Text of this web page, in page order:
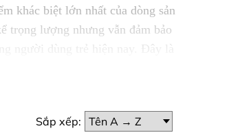
khác biệt lớn nhất của dòng sản
trọng lượng nhưng vẫn đảm bảo
người dùng trẻ hiện nay. Đây là
đủ “chất”.
Sắp xếp: